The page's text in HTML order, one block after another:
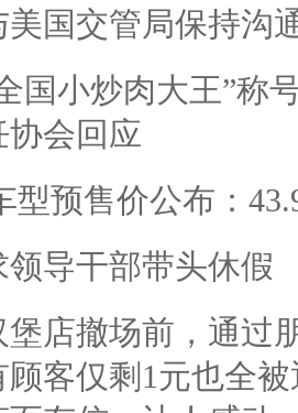
美国交管局保持沟
国小炒肉大王”称
会回应
型预售价公布：
领导干部带头休假
堡店撤场前，通过
顾客仅剩1元也全